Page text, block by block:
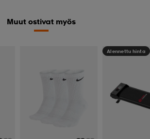
Muut ostivat myös
Alennettu hinta